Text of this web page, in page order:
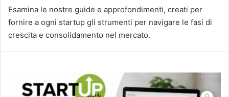
Esamina le nostre guide e approfondimenti, creati per
fornire a ogni startup gli strumenti per navigare le fasi di
crescita e consolidamento nel mercato.